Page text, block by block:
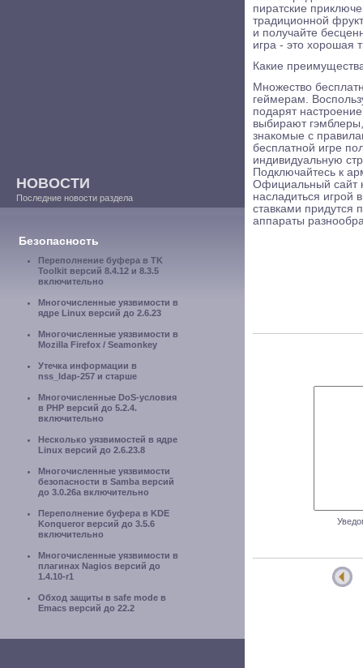
НОВОСТИ
Последние новости раздела
Безопасность
Переполнение буфера в TK
Toolkit версий 8.4.12 и 8.3.5
включительно
Многочисленные уязвимости в
ядре Linux версий до 2.6.23
Многочисленные уязвимости в
Mozilla Firefox / Seamonkey
Утечка информации в
nss_ldap-257 и старше
Многочисленные DoS-условия
в PHP версий до 5.2.4.
включительно
Несколько уязвимостей в ядре
Linux версий до 2.6.23.8
Многочисленные уязвимости
безопасности в Samba версий
до 3.0.26a включительно
Переполнение буфера в KDE
Konqueror версий до 3.5.6
включительно
Многочисленные уязвимости в
плагинах Nagios версий до
1.4.10-r1
Обход защиты в safe mode в
Emacs версий до 22.2
пиратские
традиционной
и получайте
игра - это хорошая
Какие
Множество
геймерам.
подарят
выбирают
знакомые с
бесплатной игре
индивидуальную
Подключайтесь к
Официальный сайт
насладиться
ставками придутся
аппараты